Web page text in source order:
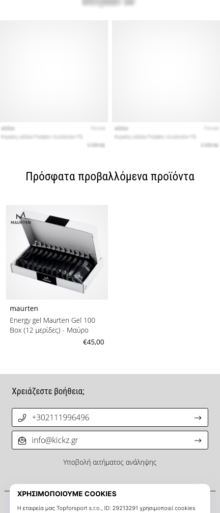
Πρόσφατα προβαλλόμενα προϊόντα
maurten
Energy gel Maurten Gel 100
Box (12 μερίδες) - Μαύρο
€45,00
Σχετικά μ' εμάς
Χρειάζεστε βοήθεια;
+302111996496
info@kickz.gr
Υποβολή αιτήματος ανάληψης